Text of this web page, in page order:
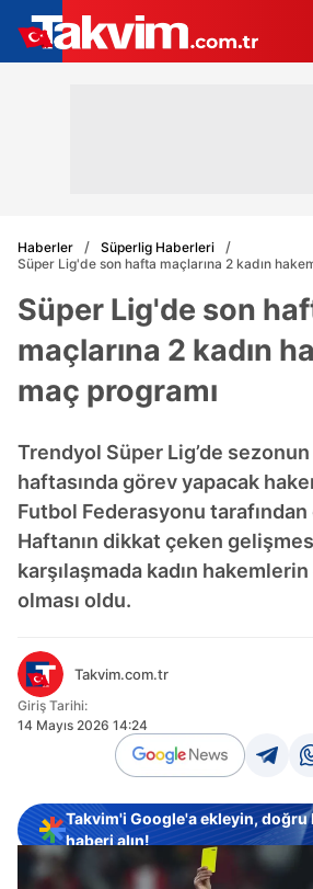
Haberler
Süperlig Haberleri
Süper Lig'de son hafta maçlarına 2 kadın
Süper Lig'de son
maçlarına 2 kadın
maç programı
Trendyol Süper Lig’de
haftasında görev yapacak
Futbol Federasyonu
Haftanın dikkat çeken
karşılaşmada kadın
olması oldu.
Takvim.com.tr
Giriş Tarihi:
14 Mayıs 2026 14:24
Takvim'i Google'a ekleyin, doğru
haberi alın!